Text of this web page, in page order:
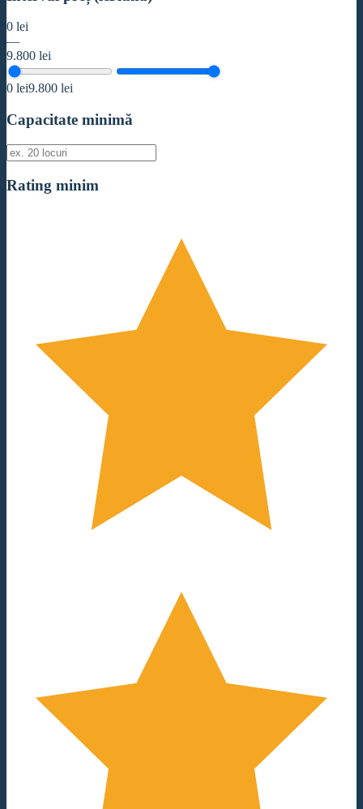
0 lei
—
9.800 lei
0 lei9.800 lei
Capacitate minimă
Rating minim